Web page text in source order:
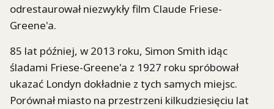
odrestaurował niezwykły film Claude Friese-
Greene'a.
85 lat później, w 2013 roku, Simon Smith idąc
śladami Friese-Greene'a z 1927 roku spróbował
ukazać Londyn dokładnie z tych samych miejsc.
Porównał miasto na przestrzeni kilkudziesięciu lat